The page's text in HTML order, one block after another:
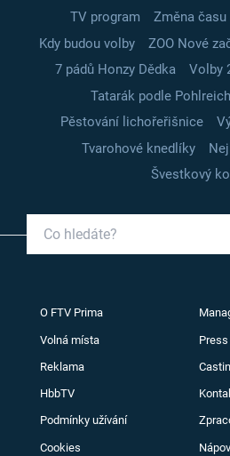
TV program
Změna času
Kdy budou volby
ZOO Nové
7 pádů Honzy Dědka
Volby
Tatarák podle
Pěstování lichořeřišnice
Tvarohové knedlíky
Švestkový
O FTV Prima
Volná místa Press
Reklama
HbbTV
Podmínky užívání
Cookies